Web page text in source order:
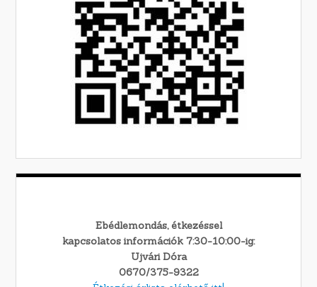
Ebédlemondás, étkezéssel
kapcsolatos információk 7:30-10:00-ig:
Ujvári Dóra
0670/375-9322